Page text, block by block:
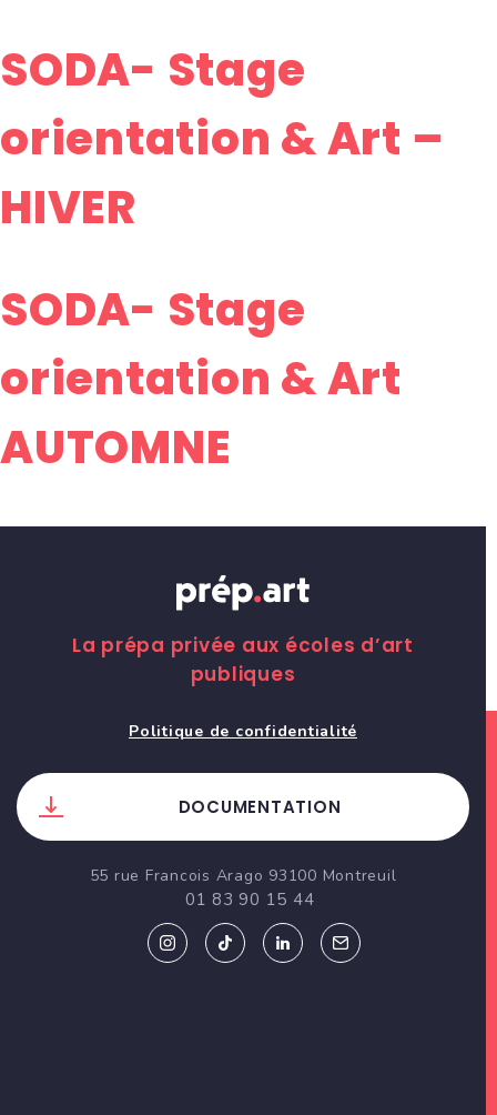
SODA- Stage
orientation & Art –
HIVER
SODA- Stage
orientation & Art
AUTOMNE
La prépa privée aux écoles d’art
publiques
Politique de confidentialité
DOCUMENTATION
55 rue Francois Arago 93100 Montreuil
01 83 90 15 44